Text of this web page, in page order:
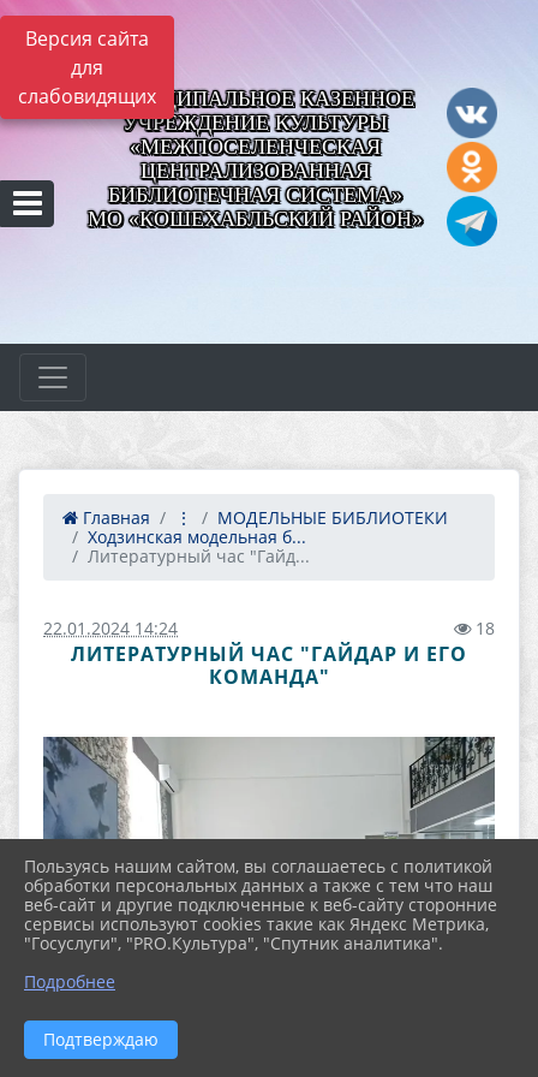
Версия сайта
для
слабовидящихМУНИЦИПАЛЬНОЕ КАЗЕННОЕ
УЧРЕЖДЕНИЕ КУЛЬТУРЫ
«МЕЖПОСЕЛЕНЧЕСКАЯ
ЦЕНТРАЛИЗОВАННАЯ
БИБЛИОТЕЧНАЯ СИСТЕМА»
МО «КОШЕХАБЛЬСКИЙ РАЙОН»
Главная ⋮
МОДЕЛЬНЫЕ БИБЛИОТЕКИ
Ходзинская модельная б...
Литературный час "Гайд...
22.01.2024 14:24 18
ЛИТЕРАТУРНЫЙ ЧАС "ГАЙДАР И ЕГО
КОМАНДА"
Пользуясь нашим сайтом, вы соглашаетесь с политикой
обработки персональных данных а также с тем что наш
веб-сайт и другие подключенные к веб-сайту сторонние
сервисы используют cookies такие как Яндекс Метрика,
"Госуслуги", "PRO.Культура", "Спутник аналитика".
Подробнее
Подтверждаю